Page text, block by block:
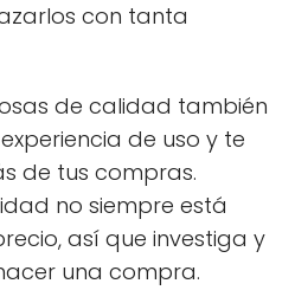
con tanta
de calidad también
de uso y te
de tus compras.
no siempre está
así que investiga y
una compra.